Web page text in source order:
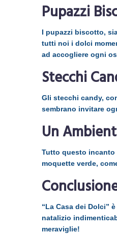
Pupazzi
I pupazzi biscotto,
tutti noi i dolci
ad accogliere ogni
Stecchi
Gli stecchi candy,
sembrano invitare
Un
Tutto questo incanto
moquette verde,
“La Casa dei Dolci”
natalizio
meraviglie!